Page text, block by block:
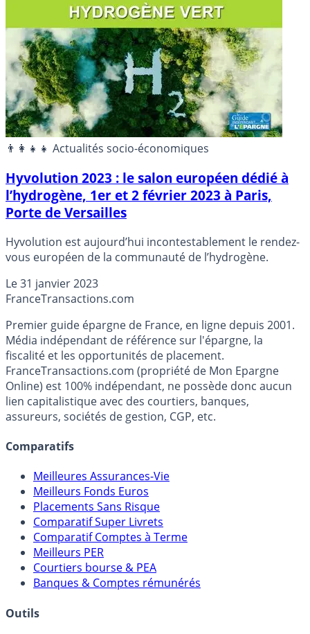
👨‍👩‍👧‍👧 Actualités socio-économiques
Hyvolution 2023 : le salon européen dédié à
l’hydrogène, 1er et 2 février 2023 à Paris,
Porte de Versailles
Hyvolution est aujourd’hui incontestablement le rendez-
vous européen de la communauté de l’hydrogène.
Le31 janvier 2023
FranceTransactions.com
Premier guide épargne de France, en ligne depuis 2001.
Média indépendant de référence sur l'épargne, la
fiscalité et les opportunités de placement.
FranceTransactions.com (propriété de Mon Epargne
Online) est 100% indépendant, ne possède donc aucun
lien capitalistique avec des courtiers, banques,
assureurs, sociétés de gestion, CGP, etc.
Comparatifs
Meilleures Assurances-Vie
Meilleurs Fonds Euros
Placements Sans Risque
Comparatif Super Livrets
Comparatif Comptes à Terme
Meilleurs PER
Courtiers bourse & PEA
Banques & Comptes rémunérés
Outils